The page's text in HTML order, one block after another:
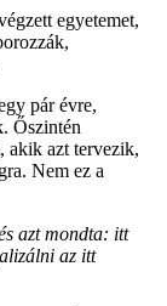
egyetemet,
pár évre,
Őszintén
akik azt tervezik,
Nem ez a
azt mondta: itt
az itt